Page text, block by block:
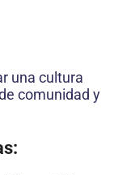
una cultura
comunidad y